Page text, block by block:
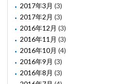
2017年3月 (3)
2017年2月 (3)
2016年12月 (3)
2016年11月 (3)
2016年10月 (4)
2016年9月 (3)
2016年8月 (3)